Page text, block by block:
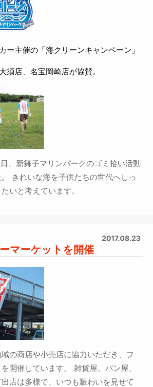
ー主催の「海クリーンキャンペーン」
須店、名宝岡崎店が協賛。
、新舞子マリンパークのゴミ拾い活動
きれいな海を子供たちの世代へしっ
いと考えています。
2017.08.23
マーケットを開催
の商店や小売店に協力いただき、フ
開催しています。
雑貨屋、パン屋、
店は多様で、いつも賑わいを見せて